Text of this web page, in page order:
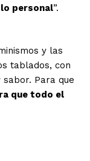
personal”.
y las
tablados, con
Para que
que todo el